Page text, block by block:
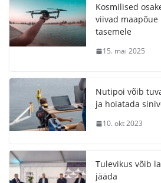
Kosmilised
viivad
tasemele
15. mai 2025
Nutipoi võib
ja hoiatada
10. okt 2023
Tulevikus võib
jääda